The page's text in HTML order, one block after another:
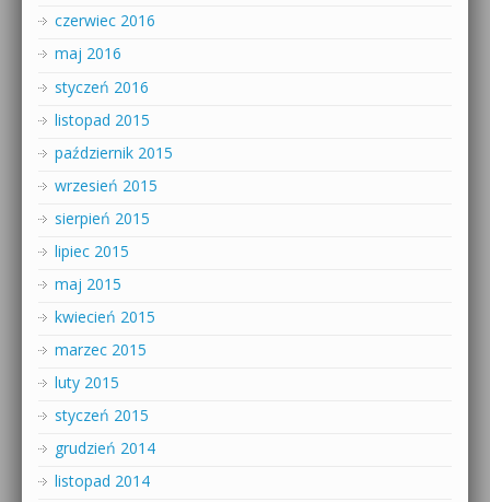
czerwiec 2016
maj 2016
styczeń 2016
listopad 2015
październik 2015
wrzesień 2015
sierpień 2015
lipiec 2015
maj 2015
kwiecień 2015
marzec 2015
luty 2015
styczeń 2015
grudzień 2014
listopad 2014